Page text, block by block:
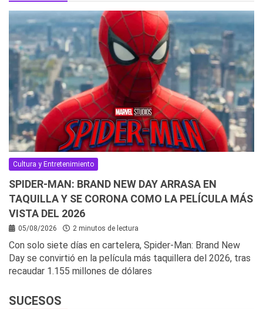
Cultura y Entretenimiento
SPIDER-MAN: BRAND NEW DAY ARRASA EN
TAQUILLA Y SE CORONA COMO LA PELÍCULA MÁS
VISTA DEL 2026
05/08/2026 2 minutos de lectura
Con solo siete días en cartelera, Spider-Man: Brand New
Day se convirtió en la película más taquillera del 2026, tras
recaudar 1.155 millones de dólares
SUCESOS